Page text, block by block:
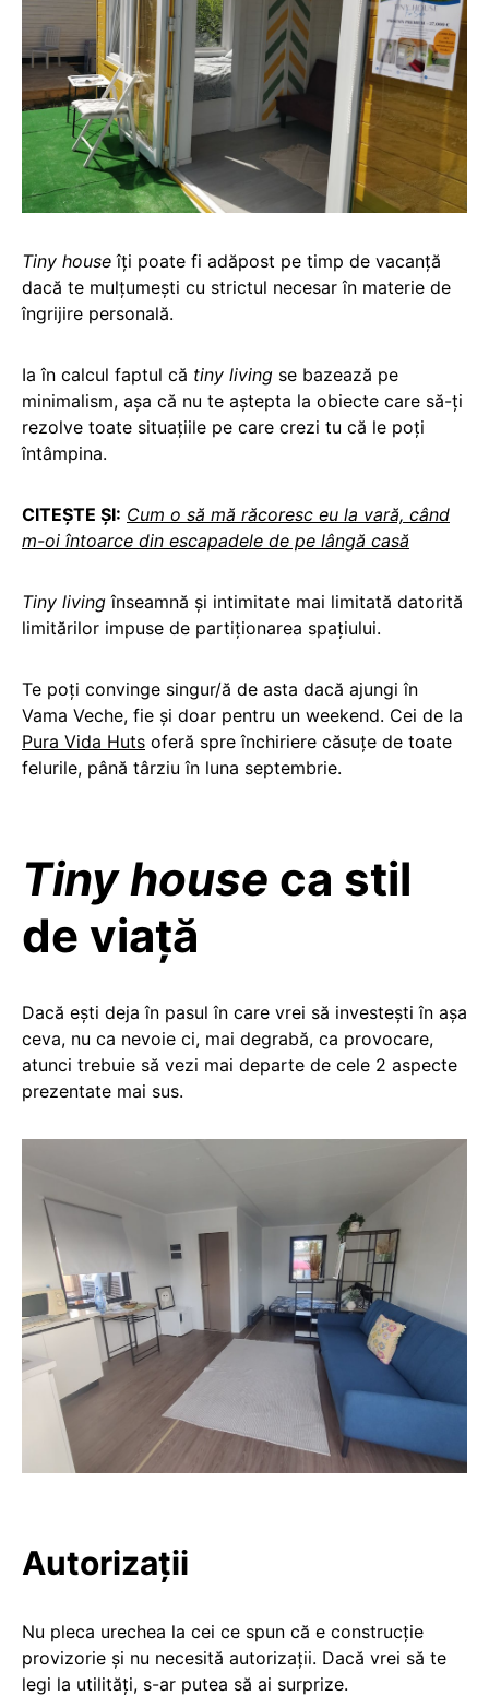
Tiny house îți poate fi adăpost pe timp de vacanță
dacă te mulțumești cu strictul necesar în materie de
îngrijire personală.
Ia în calcul faptul că tiny living se bazează pe
minimalism, așa că nu te aștepta la obiecte care să-ți
rezolve toate situațiile pe care crezi tu că le poți
întâmpina.
CITEȘTE ȘI: Cum o să mă răcoresc eu la vară, când
m-oi întoarce din escapadele de pe lângă casă
Tiny living înseamnă și intimitate mai limitată datorită
limitărilor impuse de partiționarea spațiului.
Te poți convinge singur/ă de asta dacă ajungi în
Vama Veche, fie și doar pentru un weekend. Cei de la
Pura Vida Huts oferă spre închiriere căsuțe de toate
felurile, până târziu în luna septembrie.
Tiny house ca stil
de viață
Dacă ești deja în pasul în care vrei să investești în așa
ceva, nu ca nevoie ci, mai degrabă, ca provocare,
atunci trebuie să vezi mai departe de cele 2 aspecte
prezentate mai sus.
Autorizații
Nu pleca urechea la cei ce spun că e construcție
provizorie și nu necesită autorizații. Dacă vrei să te
legi la utilități, s-ar putea să ai surprize.